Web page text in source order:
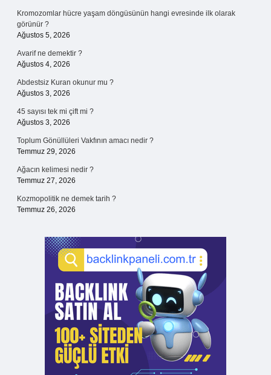
Kromozomlar hücre yaşam döngüsünün hangi evresinde ilk olarak
görünür ?
Ağustos 5, 2026
Avarif ne demektir ?
Ağustos 4, 2026
Abdestsiz Kuran okunur mu ?
Ağustos 3, 2026
45 sayısı tek mi çift mi ?
Ağustos 3, 2026
Toplum Gönüllüleri Vakfının amacı nedir ?
Temmuz 29, 2026
Ağacın kelimesi nedir ?
Temmuz 27, 2026
Kozmopolitik ne demek tarih ?
Temmuz 26, 2026